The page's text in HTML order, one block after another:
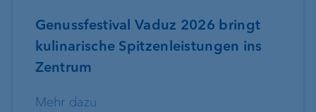
Genussfestival Vaduz 2026 bringt
kulinarische Spitzenleistungen ins
Zentrum
Mehr dazu